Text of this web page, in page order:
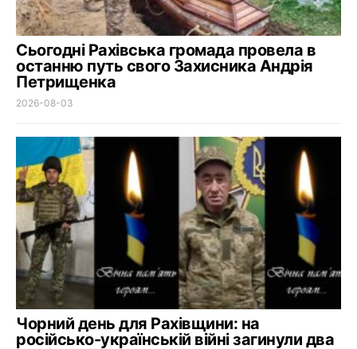
Сьогодні Рахівська громада провела в
останню путь свого Захисника Андрія
Петрищенка
2026-08-03
Чорний день для Рахівщини: на
російсько-українській війні загинули два